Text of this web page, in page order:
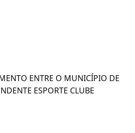
ENTRE O MUNICÍPIO DE
ESPORTE CLUBE